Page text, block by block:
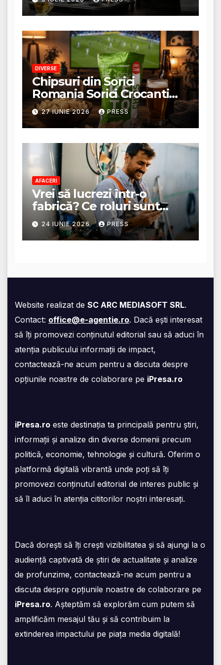
rezultat perfect
DIVERSE
Chipsuri din Sorici
Romania Sorici Crocanti
Magazin Online
27 IUNIE 2026 PRESS
AFACERI
Vrei să lucrezi într-o
fabrică? Ce roluri sunt
disponibile și ce presupun
acestea
24 IUNIE 2026 PRESS
Website realizat de SC ARC MEDIASOFT SRL.
Contact: office@e-agentie.ro. Dacă ești interesat
să îți promovezi conținutul editorial sau să aduci în
atenția publicului informații de impact,
contactează-ne acum pentru a discuta despre
opțiunile noastre de colaborare pe iPresa.ro
iPresa.ro este destinația ta principală pentru știri,
informații și analize din diverse domenii precum
politică, economie, tehnologie și cultură. Oferim o
platformă digitală vibrantă unde poți să îți
promovezi conținutul editorial de interes public și
să îl aduci în atenția cititorilor noștri interesați.
Dacă dorești să îți crești vizibilitatea și să ajungi la o
audiență captivată de știri de actualitate și analize
de profunzime, contactează-ne acum pentru a
discuta despre opțiunile noastre de colaborare pe
iPresa.ro. Așteptăm să explorăm cum putem să
amplificăm mesajul tău și să contribuim la
extinderea impactului pe piața media digitală!